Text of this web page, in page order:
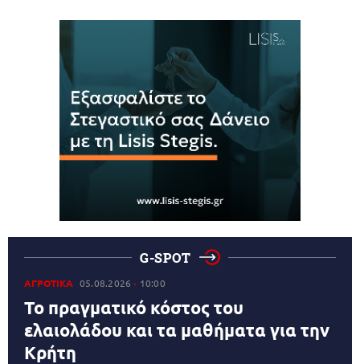
G-SPOT
ΑΓΡΟΤΙΚΑ 05.08.2026 10:00
Το πραγματικό κόστος του
ελαιολάδου και τα μαθήματα για την
Κρήτη